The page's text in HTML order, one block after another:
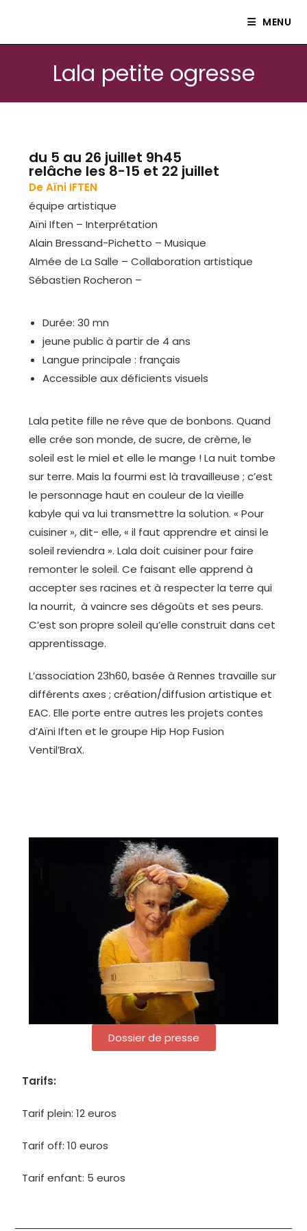
MENU
Lala petite ogresse
du 5 au 26 juillet 9h45
relâche les 8-15 et 22 juillet
De Aïni IFTEN
équipe artistique
Aïni Iften – Interprétation
Alain Bressand-Pichetto – Musique
AImée de La Salle – Collaboration artistique
Sébastien Rocheron –
Durée: 30 mn
jeune public à partir de 4 ans
Langue principale : français
Accessible aux déficients visuels
Lala petite fille ne rêve que de bonbons. Quand
elle crée son monde, de sucre, de crème, le
soleil est le miel et elle le mange ! La nuit tombe
sur terre. Mais la fourmi est là travailleuse ; c’est
le personnage haut en couleur de la vieille
kabyle qui va lui transmettre la solution. « Pour
cuisiner », dit- elle, « il faut apprendre et ainsi le
soleil reviendra ». Lala doit cuisiner pour faire
remonter le soleil. Ce faisant elle apprend à
accepter ses racines et à respecter la terre qui
la nourrit, à vaincre ses dégoûts et ses peurs.
C’est son propre soleil qu’elle construit dans cet
apprentissage.
L’association 23h60, basée à Rennes travaille sur
différents axes ; création/diffusion artistique et
EAC. Elle porte entre autres les projets contes
d’Aïni Iften et le groupe Hip Hop Fusion
Ventil’BraX.
Dossier de presse
Tarifs:
Tarif plein: 12 euros
Tarif off: 10 euros
Tarif enfant: 5 euros